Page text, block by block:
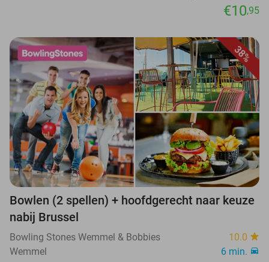
€10,95
38%
Bowlen (2 spellen) + hoofdgerecht naar keuze
nabij Brussel
Bowling Stones Wemmel & Bobbies
10.0
Wemmel
6 min.